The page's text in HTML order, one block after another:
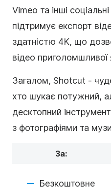
Vimeo та інші
підтримує експорт
здатністю 4K, що
відео приголомшливої
Загалом, Shotcut -
хто шукає потужний,
десктопний
з фотографіями та
За:
Безкоштовне